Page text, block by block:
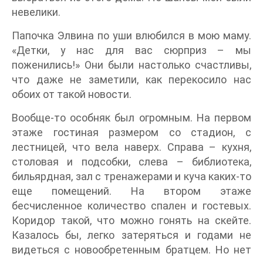
невелики.
Папочка Элвина по уши влюбился в мою маму.
«Детки, у нас для вас сюрприз – мы
поженились!» Они были настолько счастливы,
что даже не заметили, как перекосило нас
обоих от такой новости.
Вообще-то особняк был огромным. На первом
этаже гостиная размером со стадион, с
лестницей, что вела наверх. Справа – кухня,
столовая и подсобки, слева – библиотека,
бильярдная, зал с тренажерами и куча каких-то
еще помещений. На втором этаже
бесчисленное количество спален и гостевых.
Коридор такой, что можно гонять на скейте.
Казалось бы, легко затеряться и годами не
видеться с новообретенным братцем. Но нет